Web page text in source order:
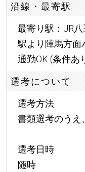
沿線・最寄駅
最寄り駅：JR
駅より陣馬方面
通勤OK (条件あ
選考について
選考方法
書類選考のうえ
選考日時
随時